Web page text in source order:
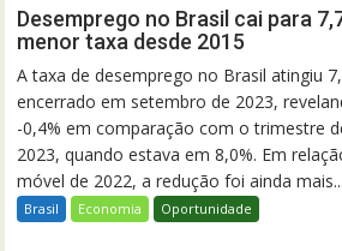
Desemprego no Brasil cai para
menor taxa desde 2015
A taxa de desemprego no Brasil atingiu
encerrado em setembro de 2023,
-0,4% em comparação com o trimestre
2023, quando estava em 8,0%. Em
móvel de 2022, a redução foi ainda mais...
Brasil Economia Oportunidade